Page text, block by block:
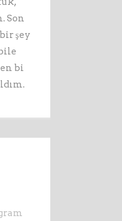
Son
şey
bi